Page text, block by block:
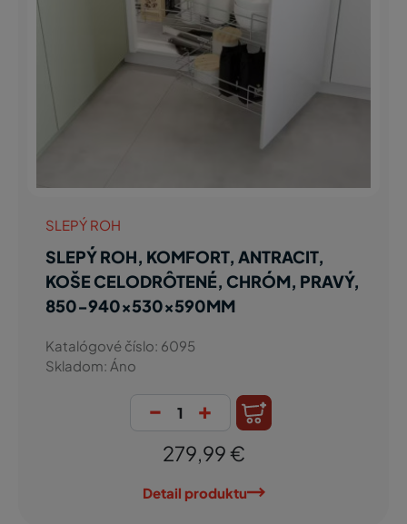
SLEPÝ ROH
SLEPÝ ROH, KOMFORT, ANTRACIT,
KOŠE CELODRÔTENÉ, CHRÓM, PRAVÝ,
850-940x530x590MM
Katalógové číslo: 6095
Skladom: Áno
- +
279,99 €
Detail produktu